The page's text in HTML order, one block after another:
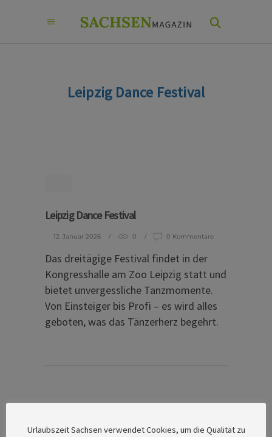
Leipzig Dance Festival
Leipzig Dance Festival
12. Januar 2026 0 0 Kommentare
Das dreitägige Festival findet in der
Kongresshalle am Zoo Leipzig statt und
bietet unvergessliche Tanzmomente.
Von Einsteiger bis Profi – es wird alles
geboten, was das Tänzerherz begehrt.
Urlaubszeit Sachsen verwendet Cookies, um die Qualität zu